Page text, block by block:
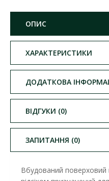
ОПИС
ХАРАКТЕРИСТИКИ
ДОДАТКОВА
ВІДГУКИ (0)
ЗАПИТАННЯ (0)
Вбудований